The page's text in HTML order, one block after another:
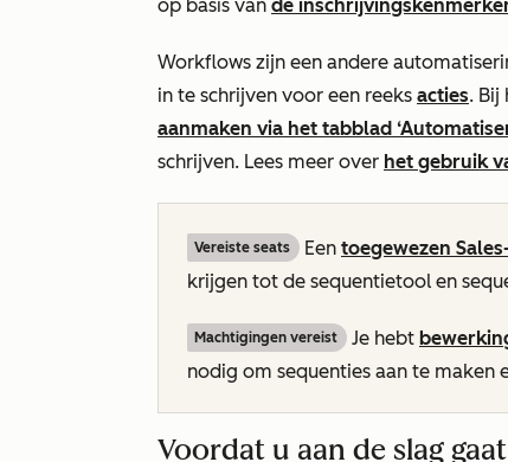
op basis van de
Workflows zijn een andere
in te schrijven voor een reeks acties. Bij
aanmaken via het tabblad
schrijven. Lees meer over het gebruik
Vereiste seats Een toegewezen
krijgen tot de sequentietool en
Machtigingen vereist Je hebt
nodig om sequenties aan te maken
Voordat u aan de slag gaat